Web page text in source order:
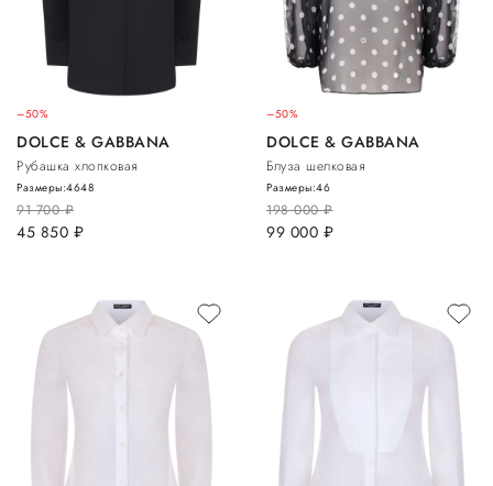
–50%
DOLCE & GABBANA
Рубашка хлопковая
91 700руб.
45 850 руб.
Размеры:4648
–50%
DOLCE & GABBANA
Блуза шелковая
198 000руб.
99 000 руб.
Размеры:46